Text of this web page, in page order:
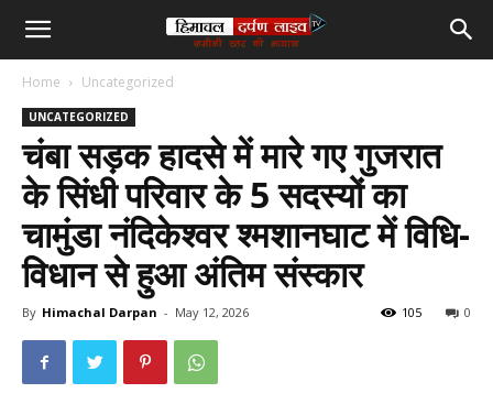
हिमाचल
लाइव
टीवी
Home Uncategorized
UNCATEGORIZED
चंबा सड़क हादसे में मारे गए गुजरात
के सिंधी परिवार के 5 सदस्यों का
चामुंडा नंदिकेश्वर श्मशानघाट में विधि-
विधान से हुआ अंतिम संस्कार
By Himachal Darpan - May 12, 2026 0
105